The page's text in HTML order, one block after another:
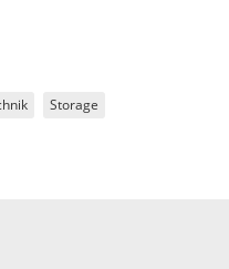
Storage